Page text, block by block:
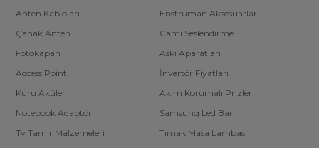
Anten Kabloları
Enstrüman Aksesuarları
Çanak Anten
Cami Seslendirme
Fotokapan
Askı Aparatları
Access Point
İnvertör Fiyatları
Kuru Aküler
Akım Korumalı Prizler
Notebook Adaptör
Samsung Led Bar
Tv Tamir Malzemeleri
Tırnak Masa Lambası